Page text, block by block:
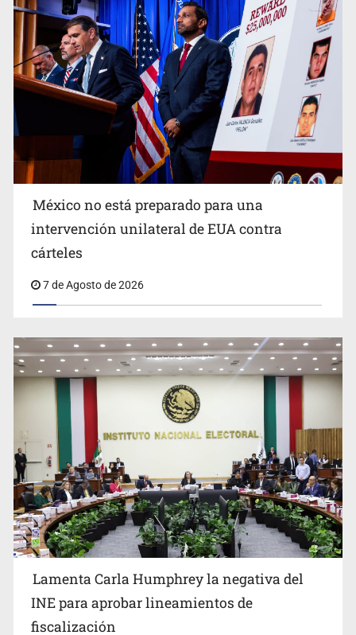
Procesan a el “R1”, presunto líder criminal en Jalisco y
Michoacán
Desapariciones en Jalisco, con complicidad de policías,
México no está preparado para una
intervención unilateral de EUA contra
cárteles
7 de Agosto de 2026
Lamenta Carla Humphrey la negativa del
INE para aprobar lineamientos de
fiscalización